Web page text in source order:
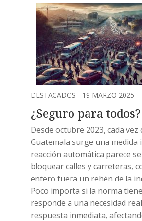
DESTACADOS - 19 MARZO 2025
¿Seguro para todos?
Desde octubre 2023, cada vez
Guatemala surge una medida
reacción automática parece
bloquear calles y carreteras,
entero fuera un rehén de la
Poco importa si la norma
responde a una necesidad
respuesta inmediata,